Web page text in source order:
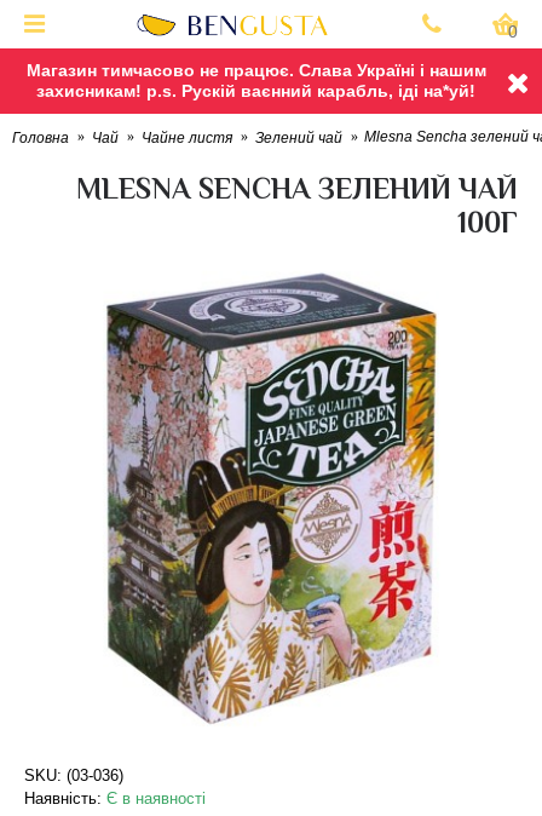
Магазин тимчасово не працює. Слава Україні і нашим
захисникам! p.s. Рускій ваєнний карабль, іді на*уй!
0
Головна Чай Чайне листя Зелений чай Mlesna Sencha зелений
MLESNA SENCHA ЗЕЛЕНИЙ ЧАЙ
100Г
SKU: (03-036)
Наявність: Є в наявності